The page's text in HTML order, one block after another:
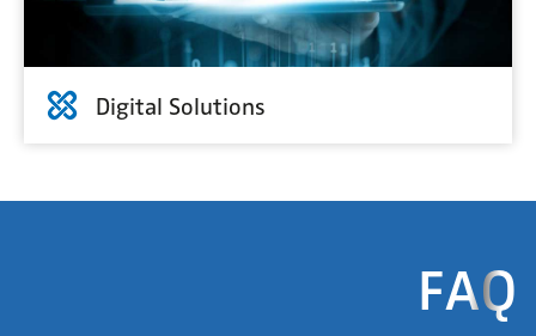
Digital Solutions
FAQ